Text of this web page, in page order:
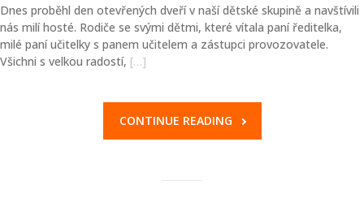
Dnes proběhl den otevřených dveří v naší dětské skupině a navštívili
nás milí hosté. Rodiče se svými dětmi, které vítala paní ředitelka,
milé paní učitelky s panem učitelem a zástupci provozovatele.
Všichni s velkou radostí, […]
CONTINUE READING